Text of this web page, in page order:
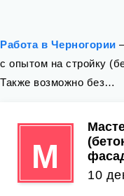
Работа в Черногории
с опытом на стройку
Также возможно без…
М
10